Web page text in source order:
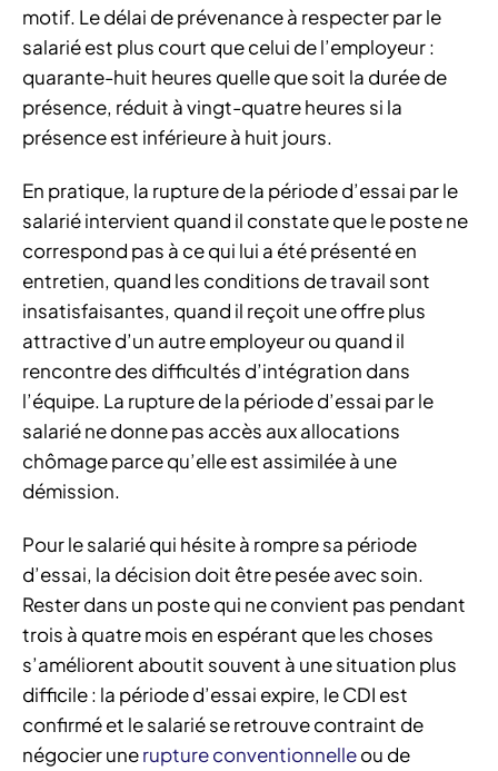
motif. Le délai de prévenance à respecter par le
salarié est plus court que celui de l’employeur :
quarante-huit heures quelle que soit la durée de
présence, réduit à vingt-quatre heures si la
présence est inférieure à huit jours.
En pratique, la rupture de la période d’essai par le
salarié intervient quand il constate que le poste ne
correspond pas à ce qui lui a été présenté en
entretien, quand les conditions de travail sont
insatisfaisantes, quand il reçoit une offre plus
attractive d’un autre employeur ou quand il
rencontre des difficultés d’intégration dans
l’équipe. La rupture de la période d’essai par le
salarié ne donne pas accès aux allocations
chômage parce qu’elle est assimilée à une
démission.
Pour le salarié qui hésite à rompre sa période
d’essai, la décision doit être pesée avec soin.
Rester dans un poste qui ne convient pas pendant
trois à quatre mois en espérant que les choses
s’améliorent aboutit souvent à une situation plus
difficile : la période d’essai expire, le CDI est
confirmé et le salarié se retrouve contraint de
négocier unerupture conventionnelleou de